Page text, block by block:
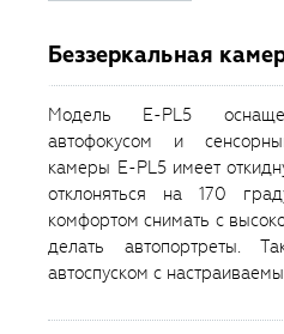
Беззеркальная
Модель E-PL5
автофокусом и
камеры E-PL5 имеет
отклоняться на 170
комфортом снимать с
делать автопортреты.
автоспуском с